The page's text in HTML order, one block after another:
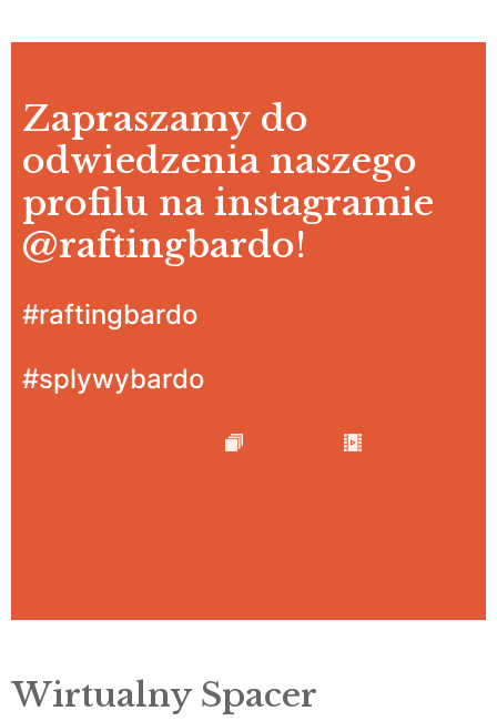
Zapraszamy do
odwiedzenia naszego
profilu na instagramie
@raftingbardo!
#raftingbardo
#splywybardo
Wirtualny Spacer